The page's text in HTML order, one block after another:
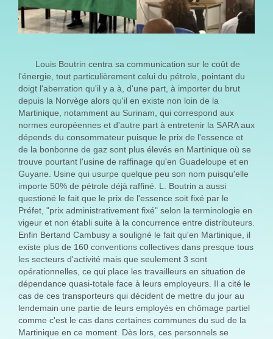
Louis Boutrin centra sa communication sur le coût de
l'énergie, tout particulièrement celui du pétrole, pointant du
doigt l'aberration qu'il y a à, d'une part, à importer du brut
depuis la Norvège alors qu'il en existe non loin de la
Martinique, notamment au Surinam, qui correspond aux
normes européennes et d'autre part à entretenir la SARA aux
dépends du consommateur puisque le prix de l'essence et
de la bonbonne de gaz sont plus élevés en Martinique où se
trouve pourtant l'usine de raffinage qu'en Guadeloupe et en
Guyane. Usine qui usurpe quelque peu son nom puisqu'elle
importe 50% de pétrole déjà raffiné. L. Boutrin a aussi
questioné le fait que le prix de l'essence soit fixé par le
Préfet, "prix administrativement fixé" selon la terminologie en
vigeur et non établi suite à la concurrence entre distributeurs.
Enfin Bertand Cambusy a souligné le fait qu'en Martinique, il
existe plus de 160 conventions collectives dans presque tous
les secteurs d'activité mais que seulement 3 sont
opérationnelles, ce qui place les travailleurs en situation de
dépendance quasi-totale face à leurs employeurs. Il a cité le
cas de ces transporteurs qui décident de mettre du jour au
lendemain une partie de leurs employés en chômage partiel
comme c'est le cas dans certaines communes du sud de la
Martinique en ce moment. Dès lors, ces personnels se